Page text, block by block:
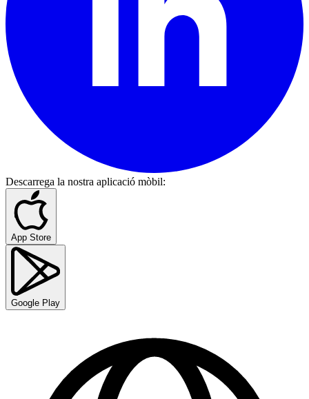
Descarrega la nostra aplicació mòbil:
App Store
Google Play